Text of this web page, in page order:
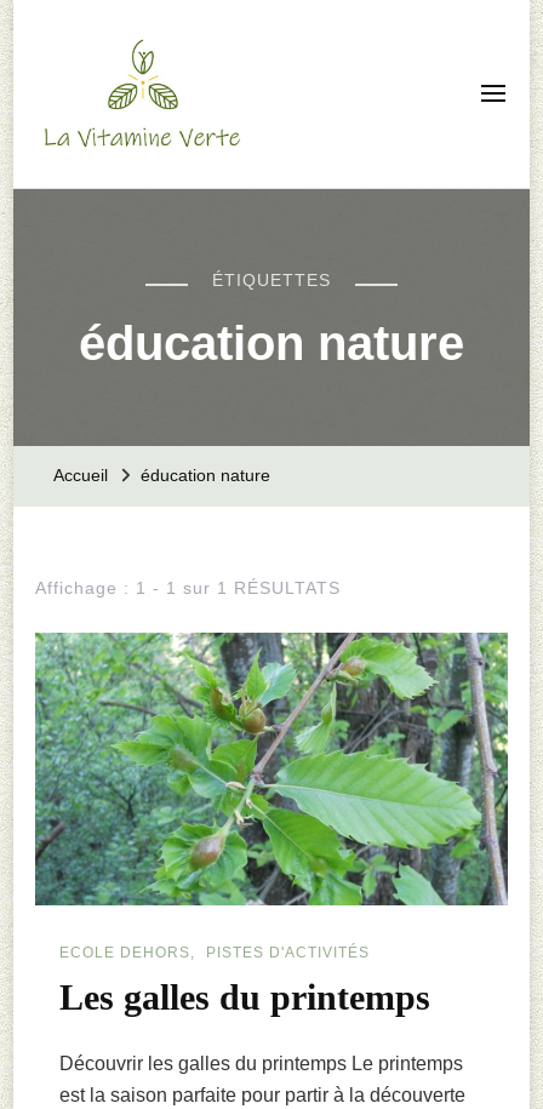
La Vitamine Verte –
Animation nature –
Autonomie familiale
ÉTIQUETTES
éducation nature
Accueil éducation nature
Affichage : 1 - 1 sur 1 RÉSULTATS
ECOLE DEHORS PISTES D'ACTIVITÉS
Les galles du printemps
Découvrir les galles du printemps Le printemps
est la saison parfaite pour partir à la découverte